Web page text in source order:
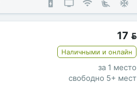
17 
Наличными и онлайн
за 1 место
свободно 5+ мест